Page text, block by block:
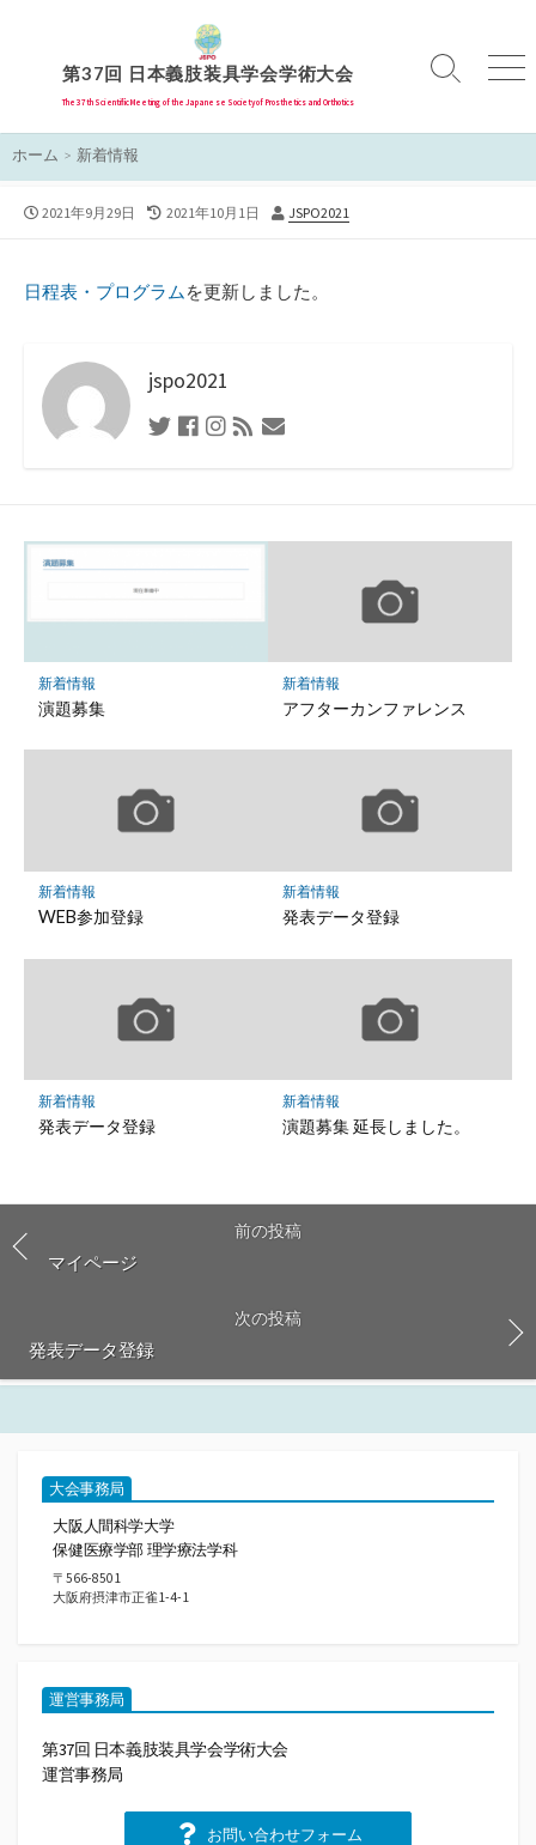
ツ
へ
第37回 日本義肢装具学会学術大会
The 37th Scientiﬁc Meeting of the Japanese Society of Prosthetics and Orthotics
検
メ
ホーム > 新着情報
公
2021年9月29日
最
日
2021年10月1日
投
JSPO2021
日程表・プログラム を更新しました。
jspo2021
TwitterFacebook
Instagram
RSS お
ム
新着情報
演題募集
新着情報
アフターカンファレンス
新着情報
WEB参加登録
新着情報
発表データ登録
新着情報
発表データ登録
新着情報
演題募集 延長しました。
前の投稿
マイページ
次の投稿
発表データ登録
大会事務局
大阪人間科学大学
保健医療学部 理学療法学科
〒566-8501
大阪府摂津市正雀1-4-1
運営事務局
第37回 日本義肢装具学会学術大会
運営事務局
お問い合わせフォーム